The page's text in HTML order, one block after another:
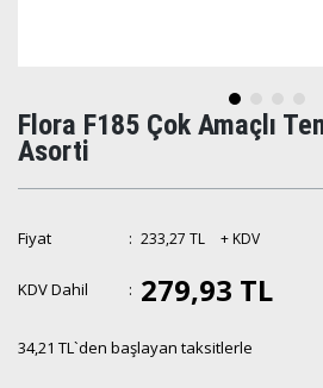
Flora F185 Çok Amaçlı
Asorti
Fiyat : 233,27 TL + KDV
KDV Dahil : 279,93 TL
34,21 TL `den başlayan taksitlerle